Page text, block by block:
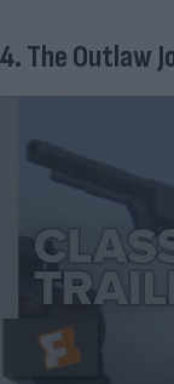
4. The Outlaw